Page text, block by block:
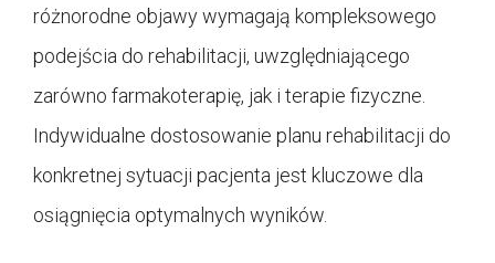
różnorodne objawy wymagają kompleksowego
podejścia do rehabilitacji, uwzględniającego
zarówno farmakoterapię, jak i terapie fizyczne.
Indywidualne dostosowanie planu rehabilitacji do
konkretnej sytuacji pacjenta jest kluczowe dla
osiągnięcia optymalnych wyników.